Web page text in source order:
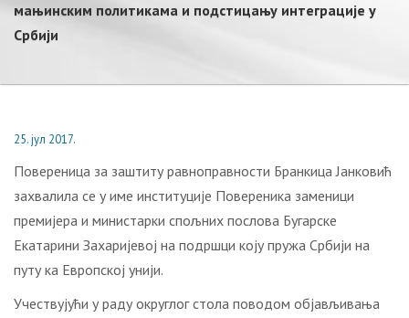
мањинским политикама и подстицању интеграције у
Србији
25. јул 2017.
Повереница за заштиту равноправности Бранкица Јанковић
захвалила се у име институције Повереника заменици
премијера и министарки спољних послова Бугарске
Екатарини Захаријевој на подршци коју пружа Србији на
путу ка Европској унији.
Учествујући у раду oкруглог стола поводом објављивања